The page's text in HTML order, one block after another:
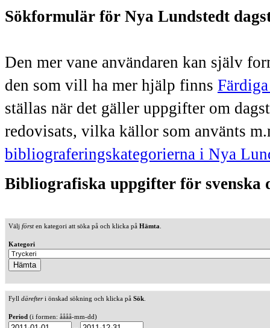
Sökformulär för Nya Lundstedt
Den mer vane användaren kan själv
den som vill ha mer hjälp finns
ställas när det gäller uppgifter om
redovisats, vilka källor som använts
bibliograferingskategorierna i Nya
Bibliografiska uppgifter för svenska
Välj försten kategori att söka på och klicka på Hämta
Kategori
Fyll därefteri önskad sökning och klicka på Sök
Period (i formen: åååå-mm-dd)